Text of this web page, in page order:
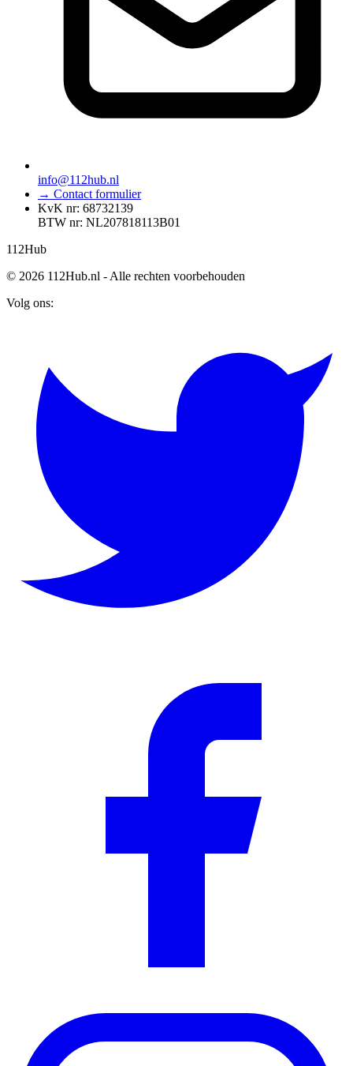
info@112hub.nl
→ Contact formulier
KvK nr: 68732139
BTW nr: NL207818113B01
112Hub
© 2026 112Hub.nl - Alle rechten voorbehouden
Volg ons: